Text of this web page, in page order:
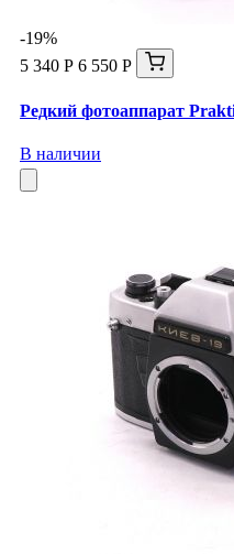
-19%
5 340 Р 6 550 Р
Редкий фотоаппарат
В наличии